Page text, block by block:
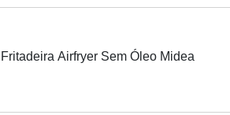
Fritadeira Airfryer Sem Óleo Midea